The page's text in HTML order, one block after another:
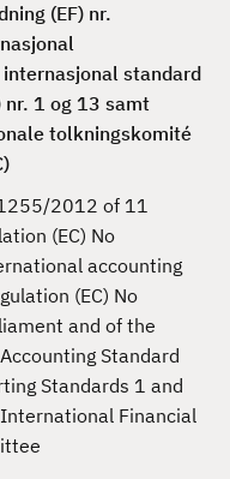
(EF) nr.
standard
1 og 13 samt
tolkningskomité
2012 of 11
(EC) No
accounting
(EC) No
and of the
Standard
Standards 1 and
Financial